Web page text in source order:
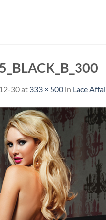
30at 333 × 500 in Lace